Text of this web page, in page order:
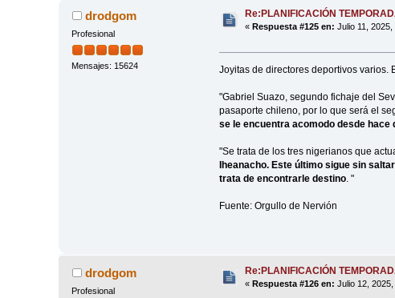
drodgom
Profesional
Mensajes: 15624
Re:PLANIFICACIÓN
«Respuesta #125 en: Julio 11,
Joyitas de directores deportivos varios.
"Gabriel Suazo, segundo fichaje del
pasaporte chileno, por lo que será el
se le encuentra acomodo desde hace
"Se trata de los tres nigerianos que
Iheanacho. Este último sigue sin
trata de encontrarle destino. "
Fuente: Orgullo de Nervión
drodgom
Profesional
Re:PLANIFICACIÓN
«Respuesta #126 en: Julio 12,